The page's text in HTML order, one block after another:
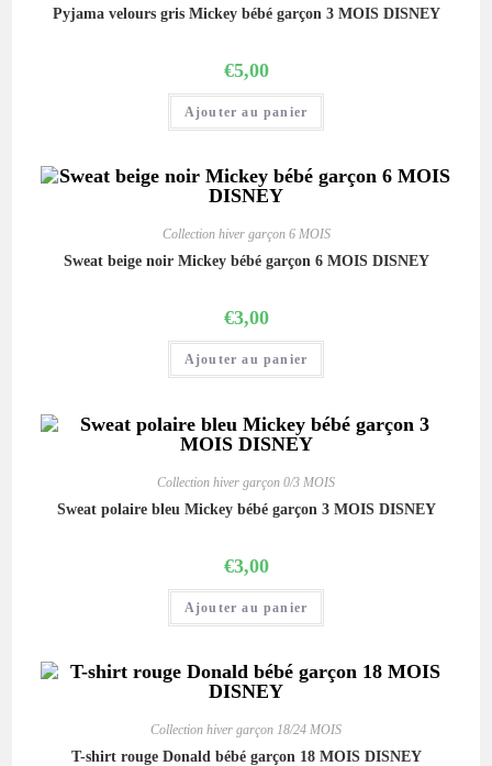
Pyjama velours gris Mickey bébé garçon 3 MOIS DISNEY
€5,00
Ajouter au panier
Collection hiver garçon 6 MOIS
Sweat beige noir Mickey bébé garçon 6 MOIS DISNEY
€3,00
Ajouter au panier
Collection hiver garçon 0/3 MOIS
Sweat polaire bleu Mickey bébé garçon 3 MOIS DISNEY
€3,00
Ajouter au panier
Collection hiver garçon 18/24 MOIS
T-shirt rouge Donald bébé garçon 18 MOIS DISNEY